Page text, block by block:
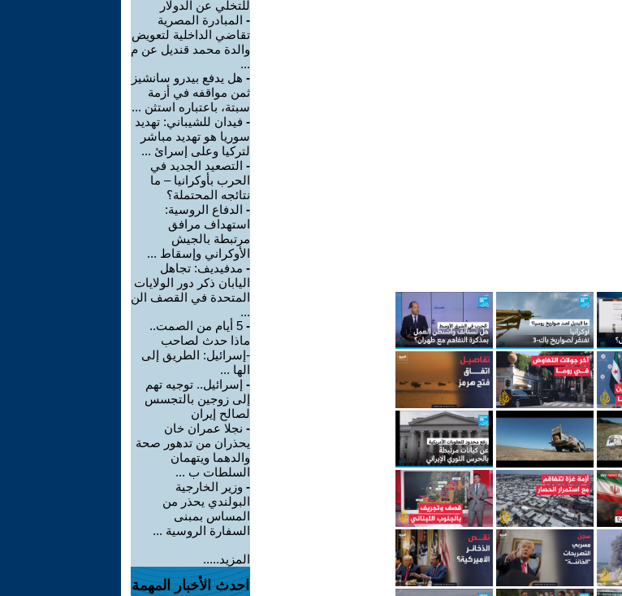
للتخلي عن الدولار
- المبادرة المصرية
تقاضي الداخلية لتعويض
والدة محمد قنديل عن م
...
- هل يدفع بيدرو سانشيز
ثمن مواقفه في أزمة
سبتة، باعتباره استثن ...
- فيدان للشيباني: تهديد
سوريا هو تهديد مباشر
لتركيا وعلى إسرائ ...
- التصعيد الجديد في
الحرب بأوكرانيا – ما
نتائجه المحتملة؟
- الدفاع الروسية:
استهداف مرافق
مرتبطة بالجيش
الأوكراني وإسقاط ...
- مدفيديف: تجاهل
اليابان ذكر دور الولايات
المتحدة في القصف الن
...
-
5 أيام من الصمت..
ماذا حدث لصاحب
-إسرائيل: الطريق إلى
الها ...
- إسرائيل.. توجيه تهم
إلى زوجين بالتجسس
لصالح إيران
- نجلا عمران خان
يحذران من تدهور صحة
والدهما ويتهمان
السلطات ب ...
- وزير الخارجية
البولندي يحذر من
المساس بمبنى
السفارة الروسية ...
المزيد.....
احدث الأخبار المهمة